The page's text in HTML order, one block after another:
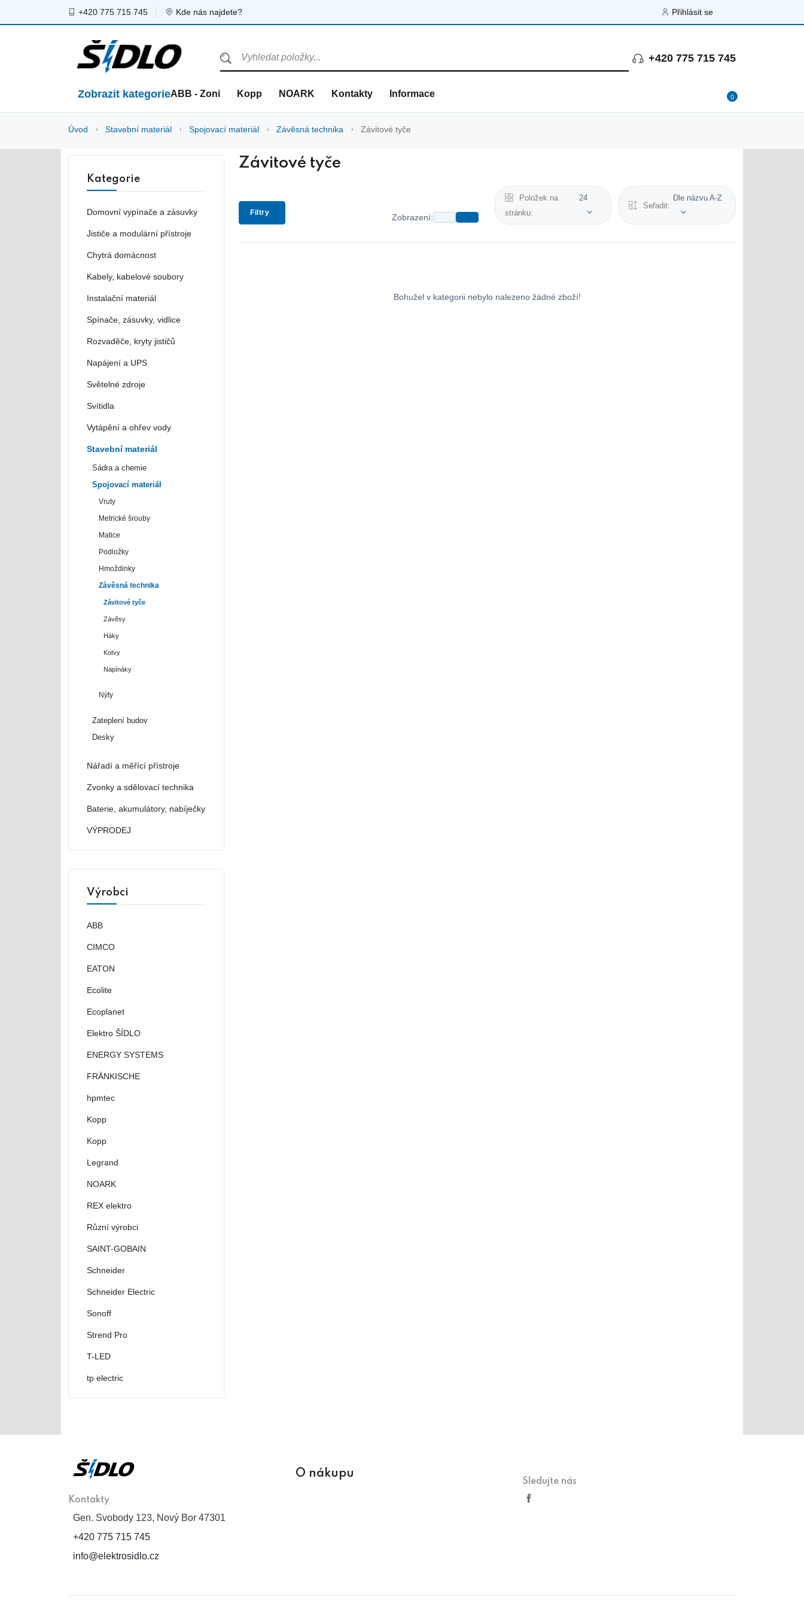
+420 775 715 745 Kde nás najdete? Přihlásit se
+420 775 715 745
Zobrazit kategorieABB - Zoni Kopp NOARK Kontakty Informace 0
Úvod Stavební materiál Spojovací materiál Závěsná technika Závitové tyče
Závitové tyče
Filtry Zobrazení:
Položek na
stránku:
24
Seřadit:
Dle názvu A-Z
Bohužel v kategorii nebylo nalezeno žádné zboží!
Kategorie
Domovní vypínače a zásuvky
Jističe a modulární přístroje
Chytrá domácnost
Kabely, kabelové soubory
Instalační materiál
Spínače, zásuvky, vidlice
Rozvaděče, kryty jističů
Napájení a UPS
Světelné zdroje
Svítidla
Vytápění a ohřev vody
Stavební materiál
Sádra a chemie
Spojovací materiál
Vruty
Metrické šrouby
Matice
Podložky
Hmoždinky
Závěsná technika
Závitové tyče
Závěsy
Háky
Kotvy
Napínáky
Nýty
Zateplení budov
Desky
Nářadí a měřící přístroje
Zvonky a sdělovací technika
Baterie, akumulátory, nabíječky
VÝPRODEJ
Výrobci
ABB
CIMCO
EATON
Ecolite
Ecoplanet
Elektro ŠÍDLO
ENERGY SYSTEMS
FRÄNKISCHE
hpmtec
Kopp
Kopp
Legrand
NOARK
REX elektro
Různí výrobci
SAINT-GOBAIN
Schneider
Schneider Electric
Sonoff
Strend Pro
T-LED
tp electric
Kontakty
Gen. Svobody 123, Nový Bor 47301
+420 775 715 745
info@elektrosidlo.cz
O nákupu
Sledujte nás